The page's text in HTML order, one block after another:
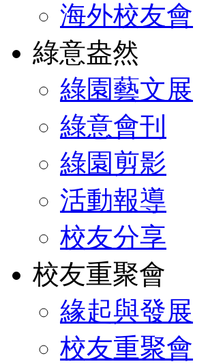
海外校友會
綠意盎然
綠園藝文展
綠意會刊
綠園剪影
活動報導
校友分享
校友重聚會
緣起與發展
校友重聚會